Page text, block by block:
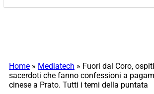
Home » Mediatech » Fuori dal Coro,
sacerdoti che fanno confessioni a
cinese a Prato. Tutti i temi della puntata